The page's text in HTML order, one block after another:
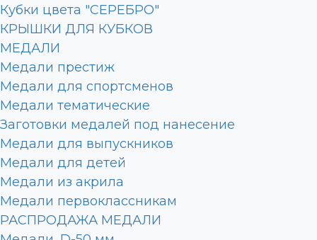
Кубки цвета "СЕРЕБРО"
КРЫШКИ ДЛЯ КУБКОВ
МЕДАЛИ
Медали престиж
Медали для спортсменов
Медали тематические
Заготовки медалей под нанесение
Медали для выпускников
Медали для детей
Медали из акрила
Медали первоклассникам
РАСПРОДАЖА МЕДАЛИ